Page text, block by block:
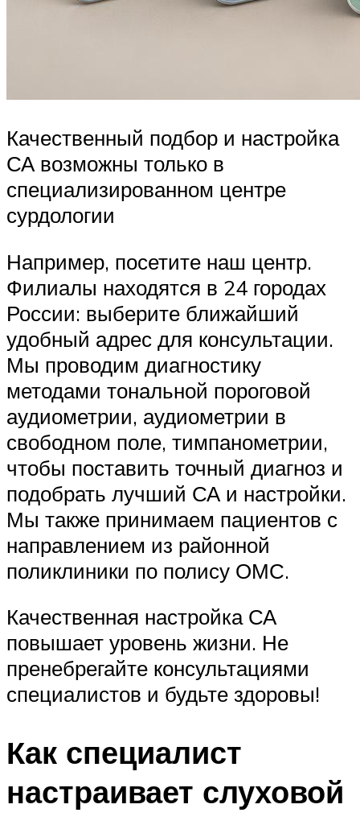
Качественный подбор и настройка
СА возможны только в
специализированном центре
сурдологии
Например, посетите наш центр.
Филиалы находятся в 24 городах
России: выберите ближайший
удобный адрес для консультации.
Мы проводим диагностику
методами тональной пороговой
аудиометрии, аудиометрии в
свободном поле, тимпанометрии,
чтобы поставить точный диагноз и
подобрать лучший СА и настройки.
Мы также принимаем пациентов с
направлением из районной
поликлиники по полису ОМС.
Качественная настройка СА
повышает уровень жизни. Не
пренебрегайте консультациями
специалистов и будьте здоровы!
Как специалист
настраивает слуховой